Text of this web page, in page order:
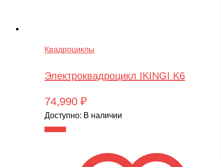
Квадроциклы
Электроквадроцикл IKINGI K6
74,990 ₽
Доступно: В наличии